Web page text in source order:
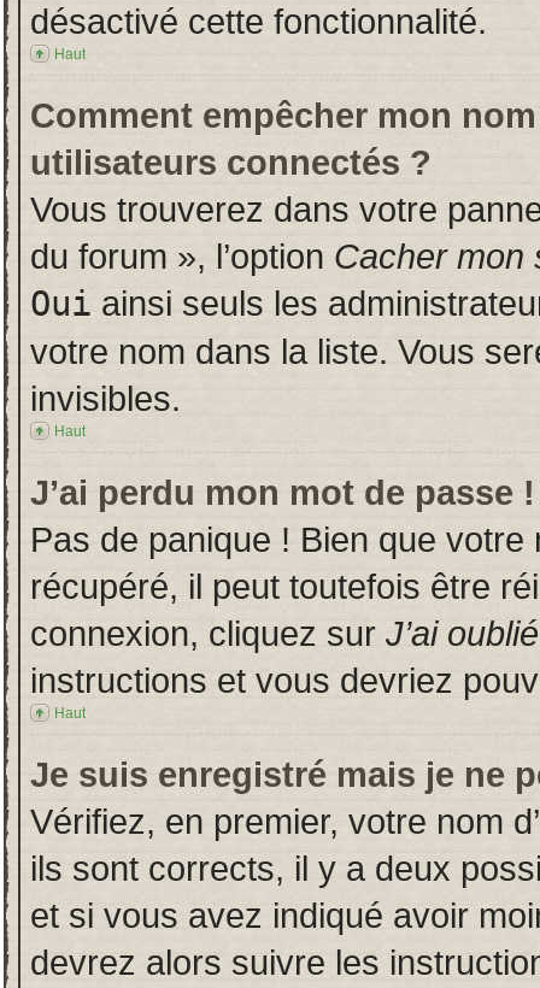
désactivé cette fonctionnalité.
Haut
Comment empêcher mon
utilisateurs connectés ?
Vous trouverez dans votre
du forum », l’option Cacher mon
Oui ainsi seuls les
votre nom dans la liste. Vous
invisibles.
Haut
J’ai perdu mon mot de passe !
Pas de panique ! Bien que
récupéré, il peut toutefois être
connexion, cliquez sur J’ai
instructions et vous devriez
Haut
Je suis enregistré mais je ne
Vérifiez, en premier, votre nom
ils sont corrects, il y a deux
et si vous avez indiqué avoir
devrez alors suivre les